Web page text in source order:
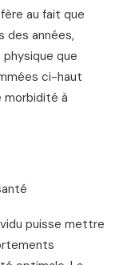
au fait que
des années,
que
ci-haut
morbidité à
puisse mettre